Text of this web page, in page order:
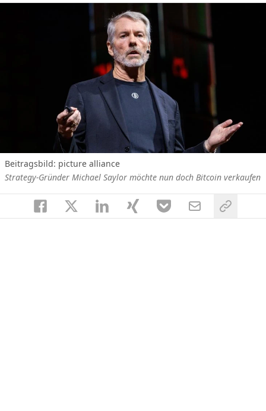
Beitragsbild: picture alliance
Strategy-Gründer Michael Saylor möchte nun doch Bitcoin verkaufen